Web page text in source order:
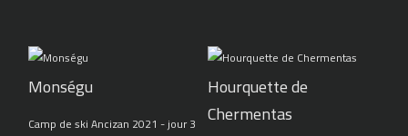
Monségu
Camp de ski Ancizan 2021 - jour 3
Hourquette de
Chermentas